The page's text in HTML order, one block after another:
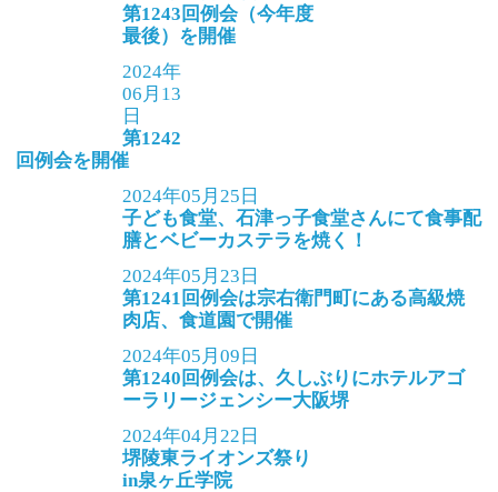
第1243回例会（今年度
最後）を開催
2024年
06月13
日
第1242
回例会を開催
2024年05月25日
子ども食堂、石津っ子食堂さんにて食事配
膳とベビーカステラを焼く！
2024年05月23日
第1241回例会は宗右衛門町にある高級焼
肉店、食道園で開催
2024年05月09日
第1240回例会は、久しぶりにホテルアゴ
ーラリージェンシー大阪堺
2024年04月22日
堺陵東ライオンズ祭り
in泉ヶ丘学院